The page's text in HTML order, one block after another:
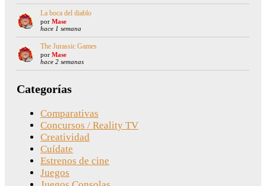
La boca del diablo
por Mase
hace 1 semana
The Jurassic Games
por Mase
hace 2 semanas
Categorías
Comparativas
Concursos / Reality TV
Creatividad
Cuídate
Estrenos de cine
Juegos